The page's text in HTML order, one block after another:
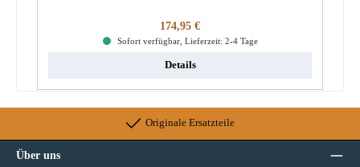
Regulärer Preis:
174,95 €
Sofort verfügbar, Lieferzeit: 2-4 Tage
Details
Originale Ersatzteile
Über uns